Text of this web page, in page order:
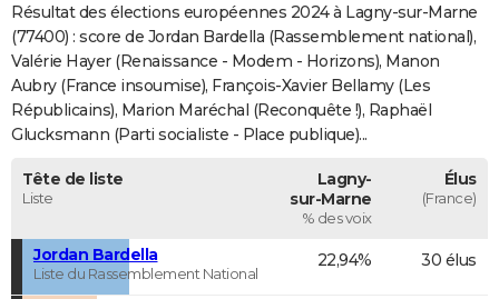
S'inscrire
Se connecter
Lycées
Collèges
Primaires
Universités
Entreprises
Service militaire
Avis de recherche
AVIS DE DÉCÈS
FORUM
Bricolage
Lifestyle
Culture
SportAuto
Television
Voyage
Cinema
Résultat des élections européennes 2024 à Lagny-sur-Marne
(77400) : score de Jordan Bardella (Rassemblement national),
Valérie Hayer (Renaissance - Modem - Horizons), Manon
Aubry (France insoumise), François-Xavier Bellamy (Les
Républicains), Marion Maréchal (Reconquête !), Raphaël
Glucksmann (Parti socialiste - Place publique)...
Tête de liste
Liste
Lagny-
sur-Marne
% des voix
Élus
(France)
Jordan Bardella
Liste du Rassemblement National
22,94% 30 élus